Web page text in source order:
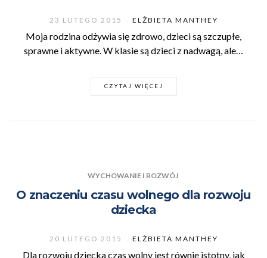
23 LUTEGO 2015 ELŻBIETA MANTHEY
Moja rodzina odżywia się zdrowo, dzieci są szczupłe,
sprawne i aktywne. W klasie są dzieci z nadwagą, ale…
CZYTAJ WIĘCEJ
WYCHOWANIE I ROZWÓJ
O znaczeniu czasu wolnego dla rozwoju
dziecka
20 LUTEGO 2015 ELŻBIETA MANTHEY
Dla rozwoju dziecka czas wolny jest równie istotny, jak